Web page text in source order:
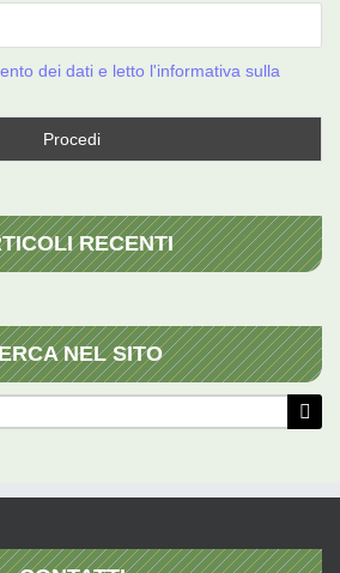
dei dati e letto l'informativa sulla
RECENTI
NEL SITO